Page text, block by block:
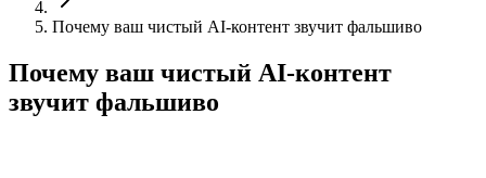
Почему ваш чистый AI-контент звучит фальшиво
Почему ваш чистый AI-контент
звучит фальшиво